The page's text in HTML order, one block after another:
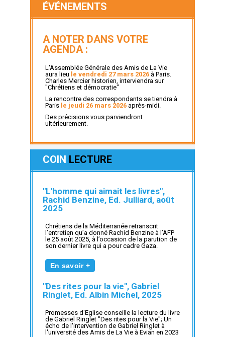
ÉVÉNEMENTS
A NOTER DANS VOTRE
AGENDA :
L'Assemblée Générale des Amis de La Vie
aura lieu le vendredi 27 mars 2026 à Paris.
Charles Mercier historien, interviendra sur
"Chrétiens et démocratie"
La rencontre des correspondants se tiendra à
Paris le jeudi 26 mars 2026 après-midi.
Des précisions vous parviendront
ultérieurement.
COIN LECTURE
"L'homme qui aimait les livres",
Rachid Benzine, Ed. Julliard, août
2025
Chrétiens de la Méditerranée retranscrit
l’entretien qu’a donné Rachid Benzine à l’AFP
le 25 août 2025, à l’occasion de la parution de
son dernier livre qui a pour cadre Gaza.
En savoir +
"Des rites pour la vie", Gabriel
Ringlet, Ed. Albin Michel, 2025
Promesses d'Eglise conseille la lecture du livre
de Gabriel Ringlet "Des rites pour la Vie"; Un
écho de l'intervention de Gabriel Ringlet à
l'université des Amis de La Vie à Evian en 2023